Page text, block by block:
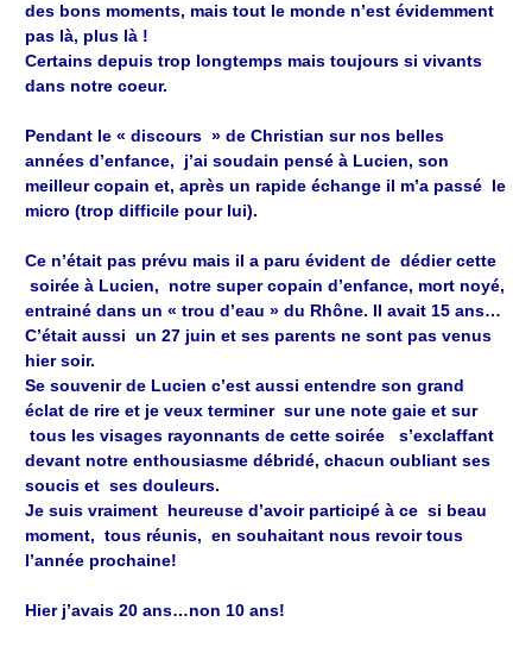
des bons moments, mais tout le monde n’est évidemment
pas là, plus là !
Certains depuis trop longtemps mais toujours si vivants
dans notre coeur.
Pendant le « discours » de Christian sur nos belles
années d’enfance, j’ai soudain pensé à Lucien, son
meilleur copain et, après un rapide échange il m’a passé le
micro (trop difficile pour lui).
Ce n’était pas prévu mais il a paru évident de dédier cette
soirée à Lucien, notre super copain d’enfance, mort noyé,
entrainé dans un « trou d’eau » du Rhône. Il avait 15 ans…
C’était aussi un 27 juin et ses parents ne sont pas venus
hier soir.
Se souvenir de Lucien c’est aussi entendre son grand
éclat de rire et je veux terminer sur une note gaie et sur
tous les visages rayonnants de cette soirée s’exclaffant
devant notre enthousiasme débridé, chacun oubliant ses
soucis et ses douleurs.
Je suis vraiment heureuse d’avoir participé à ce si beau
moment, tous réunis, en souhaitant nous revoir tous
l’année prochaine!
Hier j’avais 20 ans…non 10 ans!